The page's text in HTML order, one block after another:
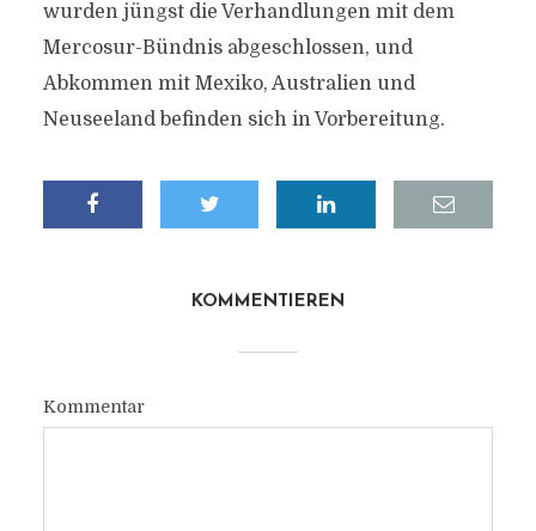
wurden jüngst die Verhandlungen mit dem
Mercosur-Bündnis abgeschlossen, und
Abkommen mit Mexiko, Australien und
Neuseeland befinden sich in Vorbereitung.
KOMMENTIEREN
Kommentar